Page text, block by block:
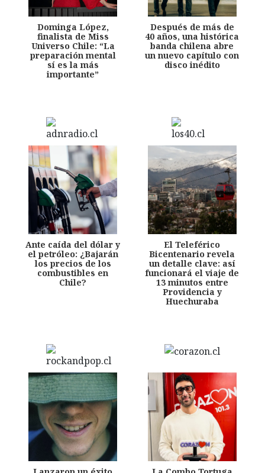
Dominga López,
finalista de Miss
Universo Chile: “La
preparación mental
sí es la más
importante”
Después de más de
40 años, una histórica
banda chilena abre
un nuevo capítulo con
disco inédito
Ante caída del dólar y
el petróleo: ¿Bajarán
los precios de los
combustibles en
Chile?
El Teleférico
Bicentenario revela
un detalle clave: así
funcionará el viaje de
13 minutos entre
Providencia y
Huechuraba